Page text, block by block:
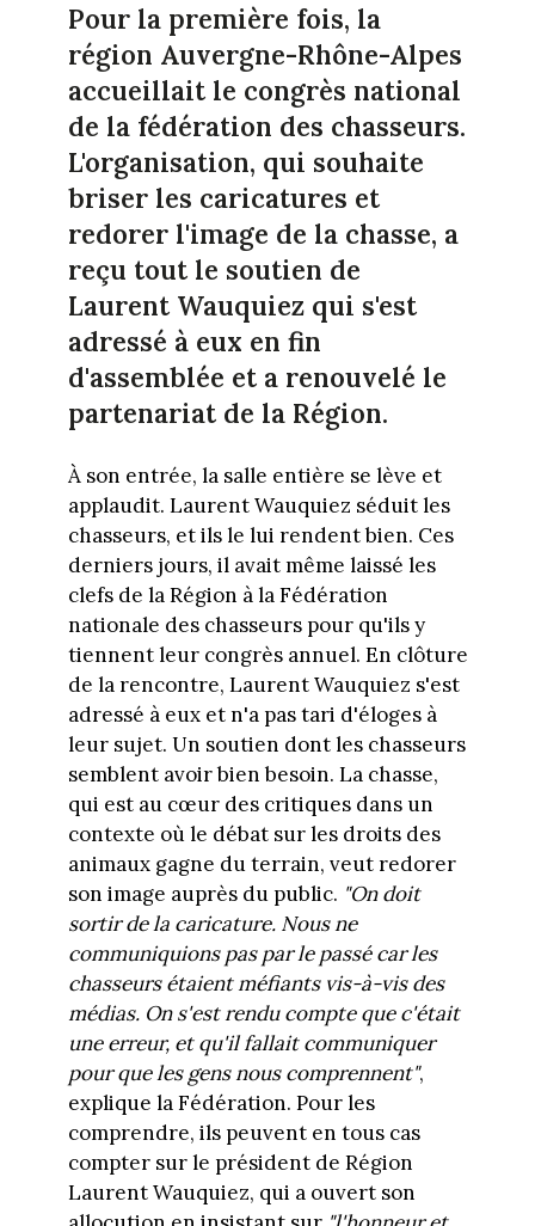
Pour la première fois, la
région Auvergne-Rhône-Alpes
accueillait le congrès national
de la fédération des chasseurs.
L'organisation, qui souhaite
briser les caricatures et
redorer l'image de la chasse, a
reçu tout le soutien de
Laurent Wauquiez qui s'est
adressé à eux en fin
d'assemblée et a renouvelé le
partenariat de la Région.
À son entrée, la salle entière se lève et
applaudit. Laurent Wauquiez séduit les
chasseurs, et ils le lui rendent bien. Ces
derniers jours, il avait même laissé les
clefs de la Région à la Fédération
nationale des chasseurs pour qu'ils y
tiennent leur congrès annuel. En clôture
de la rencontre, Laurent Wauquiez s'est
adressé à eux et n'a pas tari d'éloges à
leur sujet. Un soutien dont les chasseurs
semblent avoir bien besoin. La chasse,
qui est au cœur des critiques dans un
contexte où le débat sur les droits des
animaux gagne du terrain, veut redorer
son image auprès du public. "On doit
sortir de la caricature. Nous ne
communiquions pas par le passé car les
chasseurs étaient méfiants vis-à-vis des
médias. On s'est rendu compte que c'était
une erreur, et qu'il fallait communiquer
pour que les gens nous comprennent",
explique la Fédération. Pour les
comprendre, ils peuvent en tous cas
compter sur le président de Région
Laurent Wauquiez, qui a ouvert son